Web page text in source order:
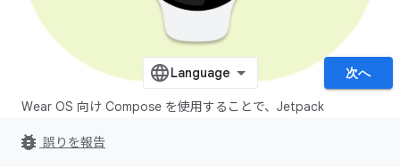
Wear OS 向け Compose を使用することで、Jetpack
ウェアラブル デバイスに活用できます。
次へ
bug_report 誤りを報告